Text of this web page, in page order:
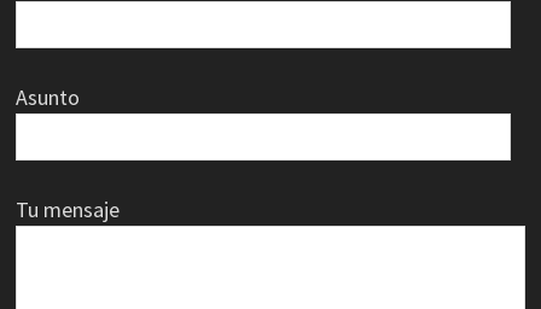
Asunto
Tu mensaje